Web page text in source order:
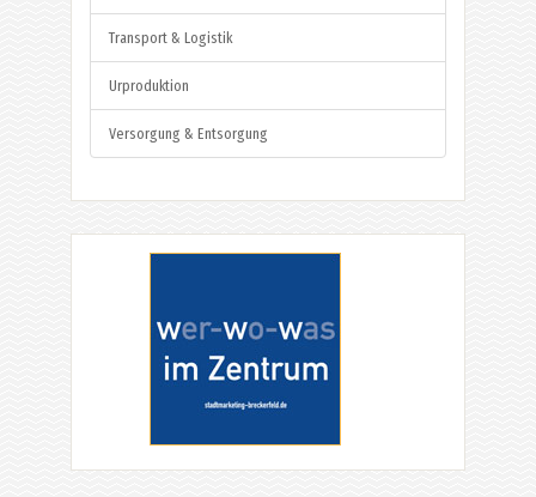
Transport & Logistik
Urproduktion
Versorgung & Entsorgung